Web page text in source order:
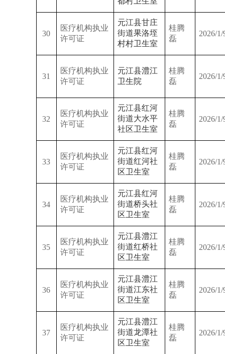
30
医疗机构执业
许可证
元江县甘庄
街道果洛垤
村村卫生室
桂腾
磊
2026/1/
31
医疗机构执业
许可证
元江县澧江
卫生院
桂腾
磊
2026/1/
32
医疗机构执业
许可证
元江县红河
街道大水平
社区卫生室
桂腾
磊
2026/1/
33
医疗机构执业
许可证
元江县红河
街道红河社
区卫生室
桂腾
磊
2026/1/
34
医疗机构执业
许可证
元江县红河
街道桥头社
区卫生室
桂腾
磊
2026/1/
35
医疗机构执业
许可证
元江县澧江
街道红桥社
区卫生室
桂腾
磊
2026/1/
36
医疗机构执业
许可证
元江县澧江
街道江东社
区卫生室
桂腾
磊
2026/1/
37
医疗机构执业
许可证
元江县澧江
街道龙潭社
区卫生室
桂腾
磊
2026/1/